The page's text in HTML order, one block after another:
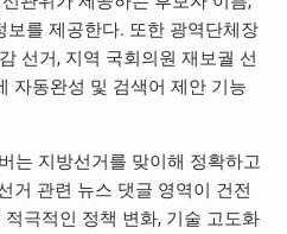
보를 제공한다. 또한 광역단체장
선거, 지역 국회의원 재보궐 선
자동완성 및 검색어 제안 기능
는 지방선거를 맞이해 정확하고
거 관련 뉴스 댓글 영역이 건전
극적인 정책 변화, 기술 고도화